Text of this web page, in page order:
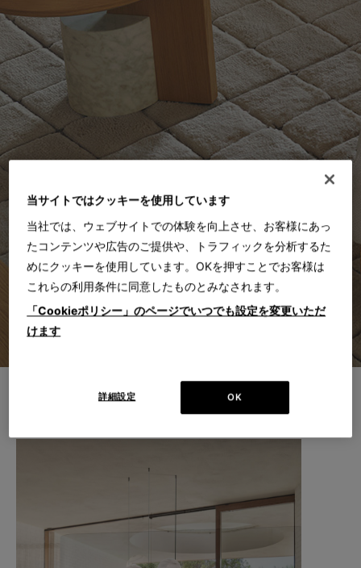
当サイトではクッキーを使用しています
当社では、ウェブサイトでの体験を向上させ、お客様にあっ
たコンテンツや広告のご提供や、トラフィックを分析するた
めにクッキーを使用しています。OKを押すことでお客様は
これらの利用条件に同意したものとみなされます。
「Cookieポリシー」のページでいつでも設定を変更いただ
けます
OK
詳細設定